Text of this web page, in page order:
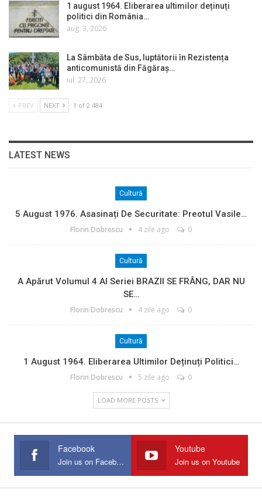
1 august 1964. Eliberarea ultimilor deținuți
politici din România…
aug. 3, 2026
La Sâmbăta de Sus, luptătorii în Rezistența
anticomunistă din Făgăraș…
iul. 27, 2026
PREV NEXT 1 of 2.484
LATEST NEWS
Cultură
5 August 1976. Asasinați De Securitate: Preotul Vasile…
Florin Dobrescu 4 zile ago 0
Cultură
A Apărut Volumul 4 Al Seriei BRAZII SE FRÂNG, DAR NU
SE…
Florin Dobrescu 4 zile ago 0
Cultură
1 August 1964. Eliberarea Ultimilor Deținuți Politici…
Florin Dobrescu 5 zile ago 0
LOAD MORE POSTS
Facebook
Join us on Facebook
Youtube
Join us on Youtube